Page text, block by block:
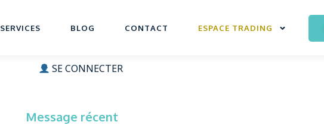
SERVICES BLOG CONTACT ESPACE TRADING
SE CONNECTER
Message récent